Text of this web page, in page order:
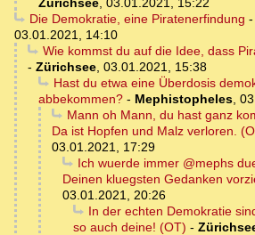
Zürichsee, 03.01.2021, 15:22
Die Demokratie, eine Piratenerfindung -
03.01.2021, 14:10
Wie kommst du auf die Idee, dass
- Zürichsee, 03.01.2021, 15:38
Hast du etwa eine Überdosis
abbekommen? - Mephistopheles,
Mann oh Mann, du hast ganz
Da ist Hopfen und Malz verloren.
03.01.2021, 17:29
Ich wuerde immer @mephs
Deinen kluegsten Gedanken
03.01.2021, 20:26
In der echten Demokratie
so auch deine! (OT) -